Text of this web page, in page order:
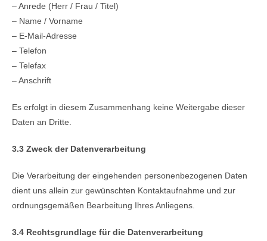
– Anrede (Herr / Frau / Titel)
– Name / Vorname
– E-Mail-Adresse
– Telefon
– Telefax
– Anschrift
Es erfolgt in diesem Zusammenhang keine Weitergabe dieser
Daten an Dritte.
3.3 Zweck der Datenverarbeitung
Die Verarbeitung der eingehenden personenbezogenen Daten
dient uns allein zur gewünschten Kontaktaufnahme und zur
ordnungsgemäßen Bearbeitung Ihres Anliegens.
3.4 Rechtsgrundlage für die Datenverarbeitung